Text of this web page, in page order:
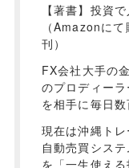
【著書】投資
（Amazonに
刊）
FX会社大手の
のプロディー
を相手に毎日数
現在は沖縄ト
自動売買シス
を「一生使え